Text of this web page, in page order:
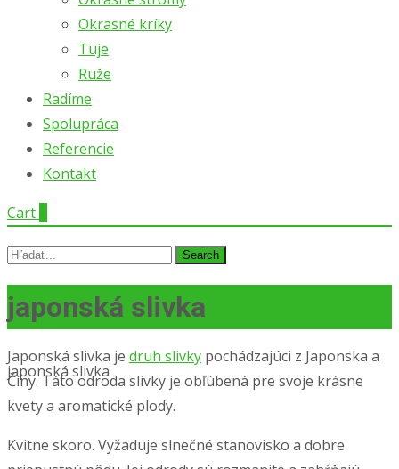
Okrasné kríky
Tuje
Ruže
Radíme
Spolupráca
Referencie
Kontakt
Cart
Search
japonská slivka
japonská slivka
Japonská slivka je druh slivky pochádzajúci z Japonska a
Číny. Táto odroda slivky je obľúbená pre svoje krásne
kvety a aromatické plody.
Kvitne skoro. Vyžaduje slnečné stanovisko a dobre